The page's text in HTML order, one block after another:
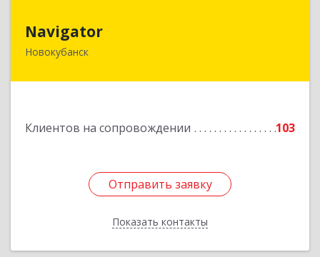
Navigator
Новокубанск
Клиентов на сопровождении 103
Отправить заявку
Показать контакты
352240, Краснодарский край, Новокубанск г,
Отправить заявку
Назад